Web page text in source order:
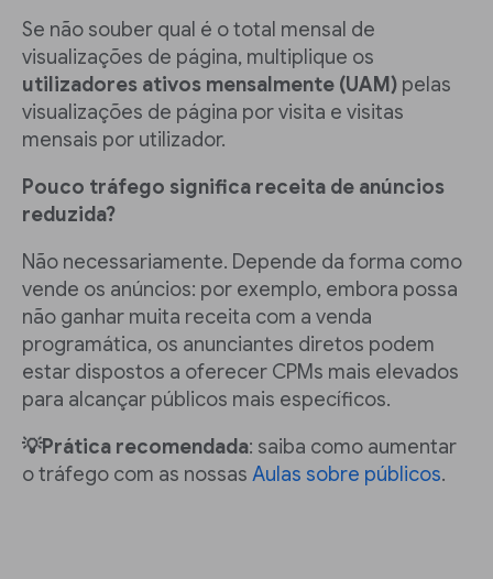
Se não souber qual é o total mensal de
visualizações de página, multiplique os
utilizadores ativos mensalmente (UAM) pelas
visualizações de página por visita e visitas
mensais por utilizador.
Pouco tráfego significa receita de anúncios
reduzida?
Não necessariamente. Depende da forma como
vende os anúncios: por exemplo, embora possa
não ganhar muita receita com a venda
programática, os anunciantes diretos podem
estar dispostos a oferecer CPMs mais elevados
para alcançar públicos mais específicos.
💡Prática recomendada: saiba como aumentar
o tráfego com as nossas Aulas sobre públicos.